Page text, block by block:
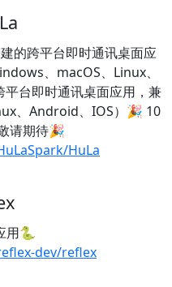
的跨平台即时通讯桌面应
、macOS、Linux、
台即时通讯桌面应用，兼
、Android、IOS）🎉 10
请期待🎉
HuLa
用🐍
dev/reflex